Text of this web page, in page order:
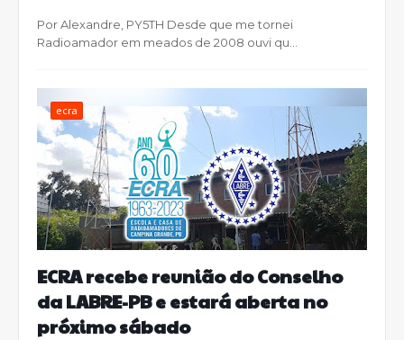
Por Alexandre, PY5TH Desde que me tornei
Radioamador em meados de 2008 ouvi qu…
ecra
ECRA recebe reunião do Conselho
da LABRE-PB e estará aberta no
próximo sábado